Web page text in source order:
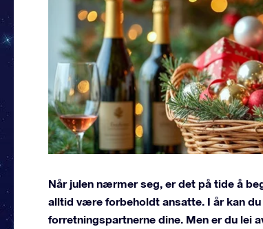
Når julen nærmer seg, er det på tide å
alltid være forbeholdt ansatte. I år kan
forretningspartnerne dine. Men er du lei